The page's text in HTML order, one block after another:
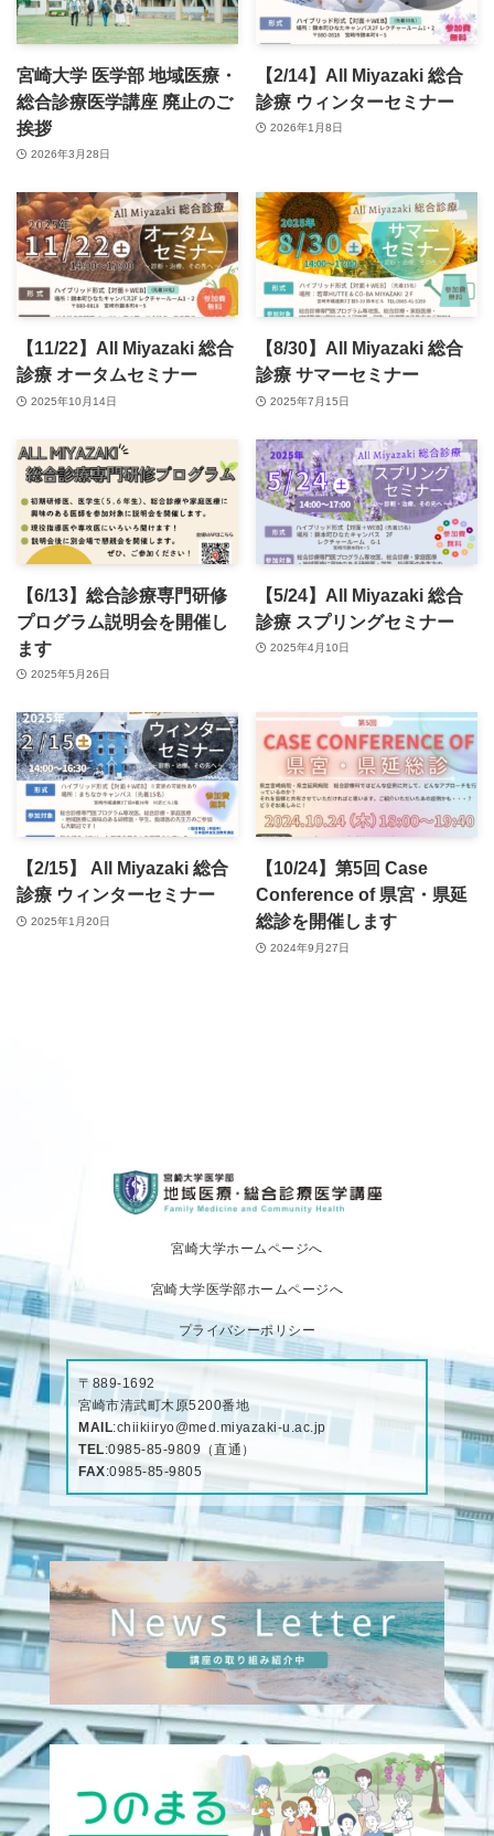
宮崎大学 医学部 地域医療・
総合診療医学講座 廃止のご
挨拶
2026年3月28日
【2/14】All Miyazaki 総合
診療 ウィンターセミナー
2026年1月8日
【11/22】All Miyazaki 総合
診療 オータムセミナー
2025年10月14日
【8/30】All Miyazaki 総合
診療 サマーセミナー
2025年7月15日
【6/13】総合診療専門研修
プログラム説明会を開催し
ます
2025年5月26日
【5/24】All Miyazaki 総合
診療 スプリングセミナー
2025年4月10日
【2/15】 All Miyazaki 総合
診療 ウィンターセミナー
2025年1月20日
【10/24】第5回 Case
Conference of 県宮・県延
総診を開催します
2024年9月27日
宮崎大学ホームページへ
宮崎大学医学部ホームページへ
プライバシーポリシー
〒889-1692
宮崎市清武町木原5200番地
MAIL:chiikiiryo@med.miyazaki-u.ac.jp
TEL:0985-85-9809 （直通）
FAX:0985-85-9805